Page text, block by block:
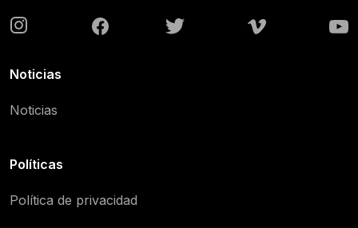
Noticias
Noticias
Políticas
Política de privacidad